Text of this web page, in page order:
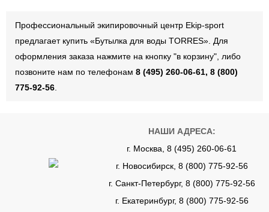
Профессиональный экипировочный центр Ekip-sport
предлагает купить «Бутылка для воды TORRES». Для
оформления заказа нажмите на кнопку "в корзину", либо
позвоните нам по телефонам 8 (495) 260-06-61, 8 (800)
775-92-56
НАШИ АДРЕСА:
г. Москва, 8 (495) 260-06-61
г. Новосибирск, 8 (800) 775-92-56
г. Санкт-Петербург, 8 (800) 775-92-56
г. Екатеринбург, 8 (800) 775-92-56